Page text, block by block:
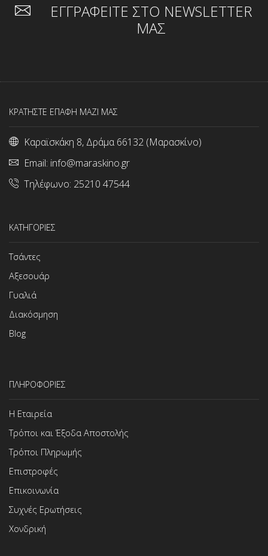
ΕΓΓΡΑΦΕΙΤΕ ΣΤΟ NEWSLETTER
ΜΑΣ
ΚΡΑΤΗΣΤΕ ΕΠΑΦΗ ΜΑΖΙ ΜΑΣ
Καραϊσκάκη 8, Δράμα 66132 (Μαρασκίνο)
Email: info@maraskino.gr
Τηλέφωνο: 25210 47544
ΚΑΤΗΓΟΡΙΕΣ
Τσάντες
Αξεσουάρ
Γυαλιά
Διακόσμηση
Blog
ΠΛΗΡΟΦΟΡΙΕΣ
Η Εταιρεία
Τρόποι και Έξοδα Αποστολής
Τρόποι Πληρωμής
Επιστροφές
Επικοινωνία
Συχνές Ερωτήσεις
Χονδρική